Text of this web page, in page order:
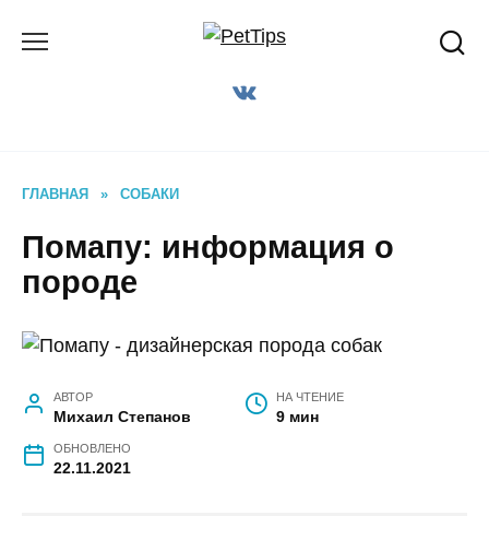
ГЛАВНАЯ » СОБАКИ
Помапу: информация о
породе
АВТОР
Михаил Степанов
НА ЧТЕНИЕ
9 мин
ОБНОВЛЕНО
22.11.2021